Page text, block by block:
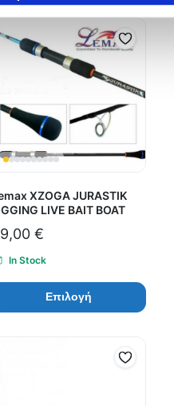
XZOGA JURASTIK
LIVE BAIT BOAT
€
In Stock
Επιλογή